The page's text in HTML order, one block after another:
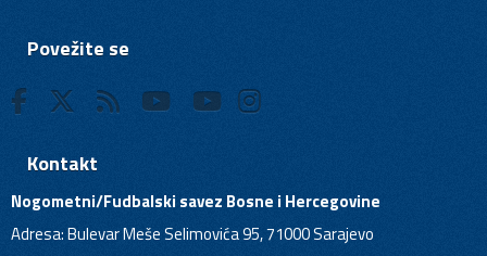
Povežite se
Kontakt
Nogometni/Fudbalski savez Bosne i Hercegovine
Adresa: Bulevar Meše Selimovića 95, 71000 Sarajevo